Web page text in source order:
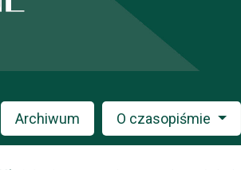
Archiwum O czasopiśmie